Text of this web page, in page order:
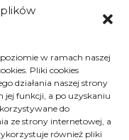
w ramach naszej
Pliki cookies
działania naszej strony
jej funkcji, a po uzyskaniu
do
ze strony internetowej, a
również pliki